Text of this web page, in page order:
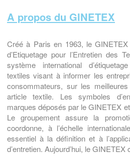
A propos du GINETEX
Créé à Paris en 1963, le GINETEX
d’Etiquetage pour l’Entretien des
système international
textiles visant à informer les
consommateurs, sur les meilleures
article textile. Les symboles
marques déposés par le GINETEX
Le groupement assure la
coordonne, à l’échelle
essentiel à la définition et à
d’entretien. Aujourd’hui, le